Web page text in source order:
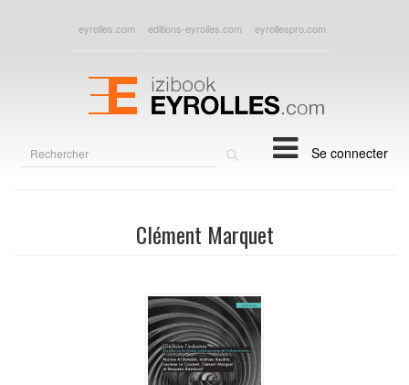
eyrolles.com editions-eyrolles.com eyrollespro.com
Se connecter
Clément Marquet